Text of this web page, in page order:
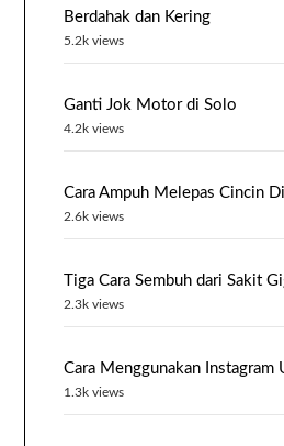
Berdahak dan Kering
5.2k views
Ganti Jok Motor di Solo
4.2k views
Cara Ampuh Melepas Cincin
2.6k views
Tiga Cara Sembuh dari Sakit
2.3k views
Cara Menggunakan
1.3k views